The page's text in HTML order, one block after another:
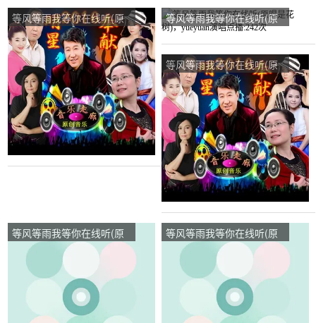
等风等雨我等你在线听(原
唱是花树)，轻瑶细雨演唱
点播:89次
等风等雨我等你在线听(原
唱是花树)，yueyuan演唱
点播:242次
等风等雨我等你在线听(原
唱是花树)，开心就好演唱
点播:91次
等风等雨我等你在线听(原
唱是音乐走廊/歌一生)，迎
客松珍惜演唱点播:131次
等风等雨我等你在线听(原
唱是音乐走廊/歌一生)，晓
梦演唱点播:39次